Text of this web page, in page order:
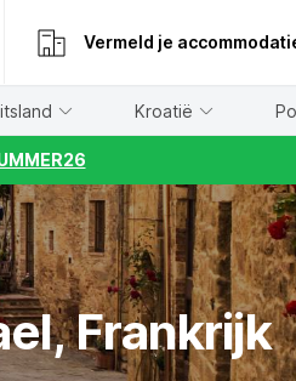
Vermeld je
Kroatië
Frankrijk